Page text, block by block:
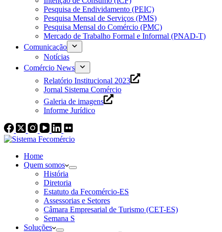
Pesquisa de Endividamento (PEIC)
Pesquisa Mensal de Serviços (PMS)
Pesquisa Mensal do Comércio (PMC)
Mercado de Trabalho Formal e Informal (PNAD-T)
Comunicação
Notícias
Comércio News
Relatório Institucional 2023
Jornal Sistema Comércio
Galeria de imagens
Informe Jurídico
Home
Quem somos
História
Diretoria
Estatuto da Fecomércio-ES
Assessorias e Setores
Câmara Empresarial de Turismo (CET-ES)
Semana S
Soluções